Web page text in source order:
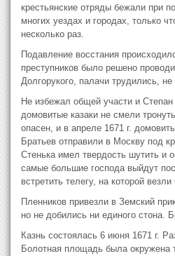
крестьянские отряды бежали при
многих уездах и городах, только
несколько раз.
Подавление восстания
преступников было решено
Долгорукого, палачи трудились, не
Не избежал общей участи и
домовитые казаки не смели
опасен, и в апреле 1671 г.
Братьев отправили в Москву под
Стенька имел твердость шутить и
самые большие господа выйдут
встретить телегу, на которой
Пленников привезли в Земский
но не добились ни единого стона.
Казнь состоялась 6 июня 1671 г.
Болотная площадь была окружена